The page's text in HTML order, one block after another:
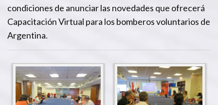
condiciones de anunciar las novedades que ofrecerá
Capacitación Virtual para los bomberos voluntarios de
Argentina.